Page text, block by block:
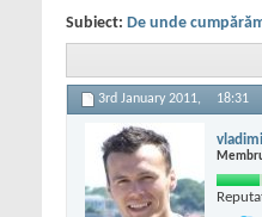
Subiect: De unde
3rd January 2011, 18:31